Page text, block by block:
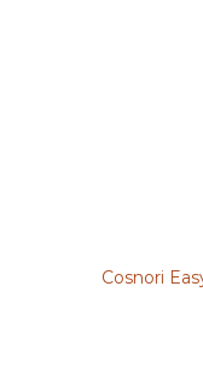
Cosnori